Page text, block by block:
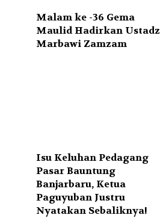
Malam ke -36 Gema
Maulid Hadirkan Ustadz
Marbawi Zamzam
Isu Keluhan Pedagang
Pasar Bauntung
Banjarbaru, Ketua
Paguyuban Justru
Nyatakan Sebaliknya!